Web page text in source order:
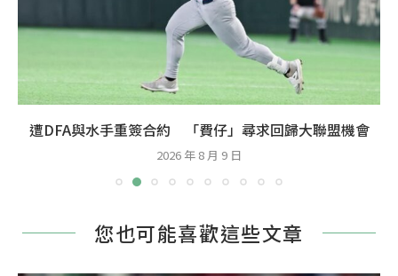
棒球智庫／狄格隆主場強勢、布瑞迪許客場不佳 遊騎兵
戰金鶯乘勝...
2026 年 8 月 8 日
您也可能喜歡這些文章